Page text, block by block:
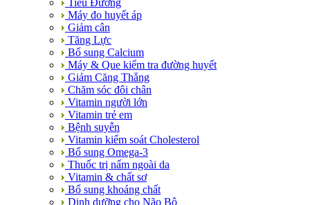
Máy đo huyết áp
Giảm cân
Tăng Lực
Bổ sung Calcium
Máy & Que kiểm tra đường huyết
Giảm Căng Thẳng
Chăm sóc đôi chân
Vitamin người lớn
Vitamin trẻ em
Bệnh suyễn
Vitamin kiểm soát Cholesterol
Bổ sung Omega-3
Thuốc trị nấm ngoài da
Vitamin & chất sơ
Bổ sung khoáng chất
Dinh dưỡng cho Não Bộ